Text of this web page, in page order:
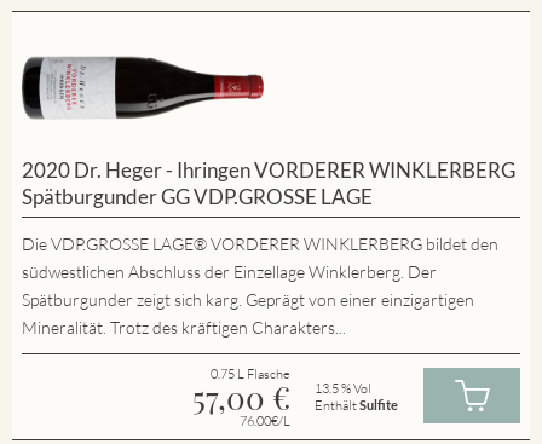
2020 Dr. Heger - Ihringen VORDERER WINKLERBERG
Spätburgunder GG VDP.GROSSE LAGE
Die VDP.GROSSE LAGE® VORDERER WINKLERBERG bildet den
südwestlichen Abschluss der Einzellage Winklerberg. Der
Spätburgunder zeigt sich karg. Geprägt von einer einzigartigen
Mineralität. Trotz des kräftigen Charakters...
0.75 L Flasche
57,00 €
76.00€/L
13.5 % Vol
EnthältSulfite